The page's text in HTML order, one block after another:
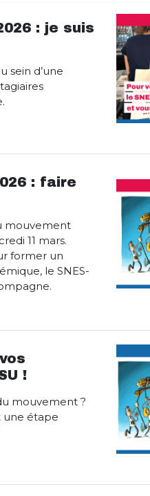
: je suis
sein d’une
: faire
mouvement
11 mars.
former un
le SNES-
!
mouvement ?
une étape